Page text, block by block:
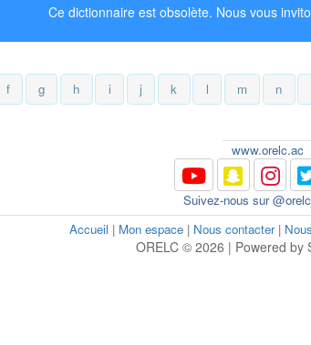
Ce dictionnaire est obsolète. Nous vous
f g h i j k l m n
www.orelc.ac
Suivez-nous sur
Accueil | Mon espace | Nous contacter|
ORELC © 2026 | Powered by